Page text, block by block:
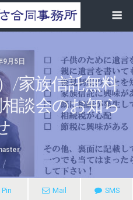
9月5日
/家族信託無料
談会のお知ら
Pin Mail SMS